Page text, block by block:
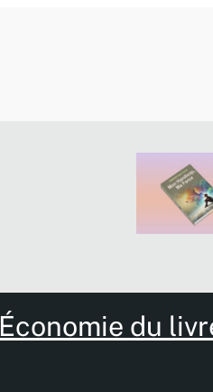
Économie du